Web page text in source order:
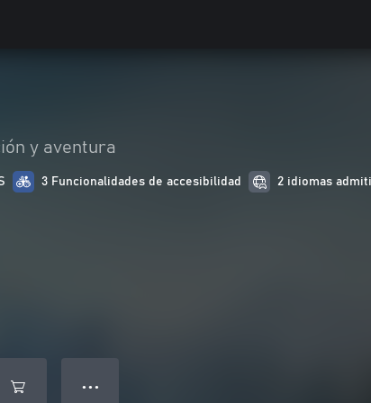
y aventura
3 Funcionalidades de accesibilidad 2 idiomas
● ● ●